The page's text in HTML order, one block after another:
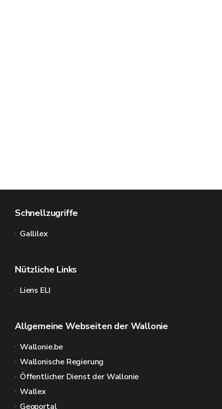
Schnellzugriffe
Gallilex
Nützliche Links
Liens ELI
Allgemeine Webseiten der Wallonie
Wallonie.be
Wallonische Regierung
Öffentlicher Dienst der Wallonie
Wallex
Geoportal